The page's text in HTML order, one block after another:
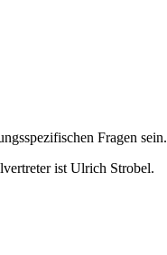
Fragen sein.
ist Ulrich Strobel.